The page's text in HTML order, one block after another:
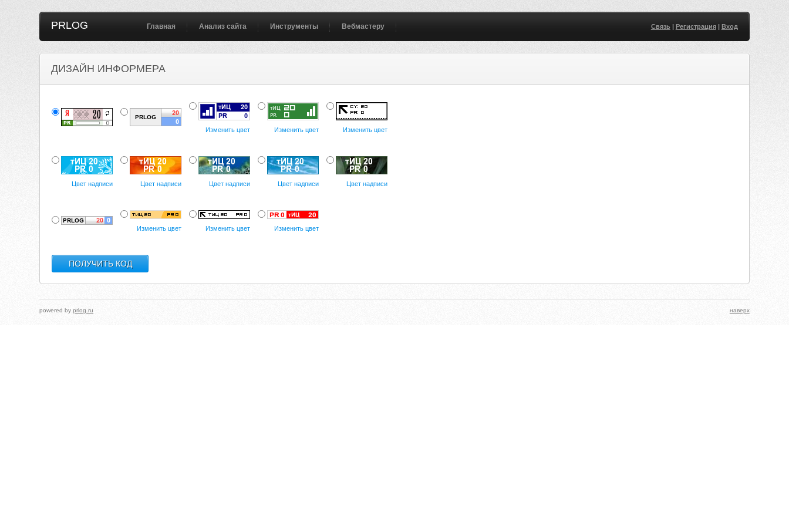
PRLOG Главная Анализ сайта Инструменты Вебмастеру Связь| Регистрация| Вход
ДИЗАЙН ИНФОРМЕРА
Изменить цвет Изменить цвет Изменить цвет
Цвет надписи Цвет надписи Цвет надписи Цвет надписи Цвет надписи
Изменить цвет Изменить цвет Изменить цвет
powered byprlog.ru наверх